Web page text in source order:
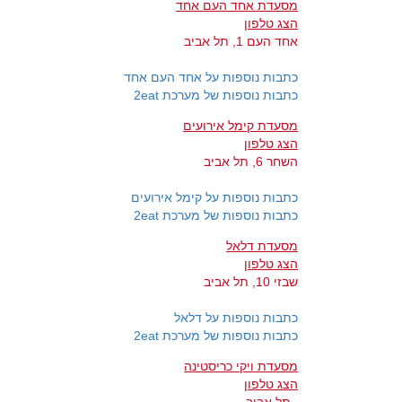
מסעדת אחד העם אחד
הצג טלפון
אחד העם 1, תל אביב
כתבות נוספות על אחד העם אחד
כתבות נוספות של מערכת 2eat
מסעדת קימל אירועים
הצג טלפון
השחר 6, תל אביב
כתבות נוספות על קימל אירועים
כתבות נוספות של מערכת 2eat
מסעדת דלאל
הצג טלפון
שבזי 10, תל אביב
כתבות נוספות על דלאל
כתבות נוספות של מערכת 2eat
מסעדת ויקי כריסטינה
הצג טלפון